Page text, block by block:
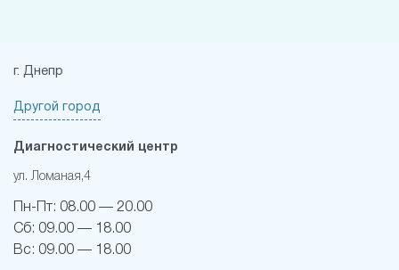
г. Днепр
Другой город
Диагностический центр
ул. Ломаная,4
Пн-Пт: 08.00 — 20.00
Сб: 09.00 — 18.00
Вс: 09.00 — 18.00